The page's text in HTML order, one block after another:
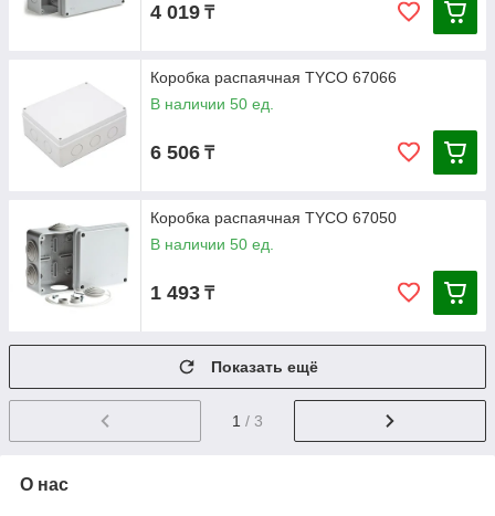
4 019 ₸
Коробка распаячная ТYCO 67066
В наличии 50 ед.
6 506 ₸
Коробка распаячная ТYCO 67050
В наличии 50 ед.
1 493 ₸
Показать ещё
1 / 3
О нас